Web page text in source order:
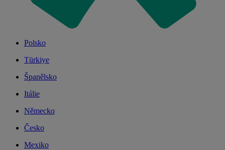
Polsko
Türkiye
Španělsko
Itálie
Německo
Česko
Mexiko